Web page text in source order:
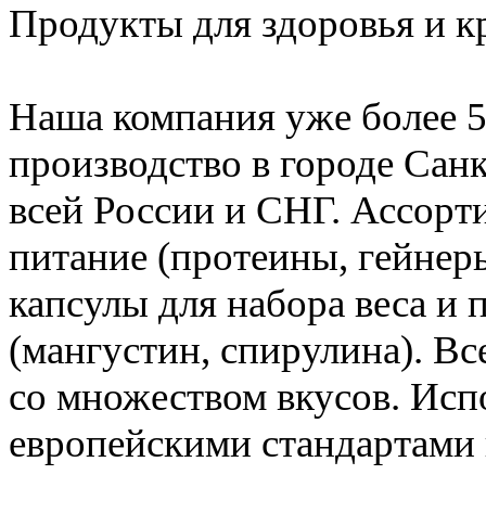
Продукты для здоровья и
Наша компания уже более
производство в городе
всей России и СНГ.
питание (протеины,
капсулы для набора веса и
(мангустин, спирулина).
со множеством вкусов.
европейскими стандартами